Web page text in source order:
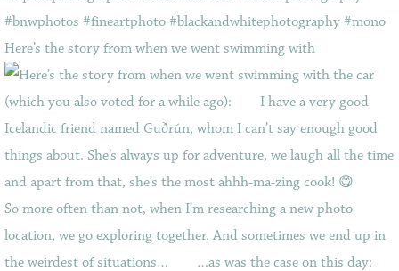
Here’s the story from when we went swimming with